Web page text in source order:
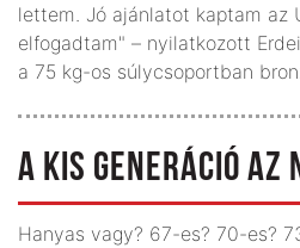
lettem. Jó ajánlatot kaptam az
elfogadtam" – nyilatkozott
a 75 kg-os súlycsoportban
A KIS GENERÁCIÓ AZ
Hanyas vagy? 67-es? 70-es?